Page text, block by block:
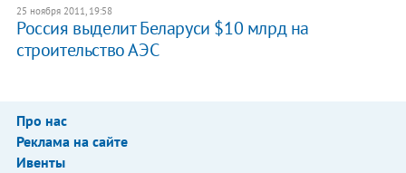
25 ноября 2011, 19:58
Россия выделит Беларуси $10 млрд на
строительство АЭС
Про нас
Реклама на сайте
Ивенты